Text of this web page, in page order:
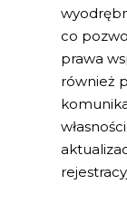
co
prawa
również